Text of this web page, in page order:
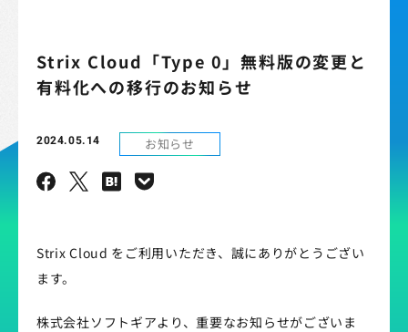
Strix Cloud「Type 0」無料版の変更と
有料化への移行のお知らせ
2024.05.14 お知らせ
Strix Cloud をご利用いただき、誠にありがとうござい
ます。
株式会社ソフトギアより、重要なお知らせがございま